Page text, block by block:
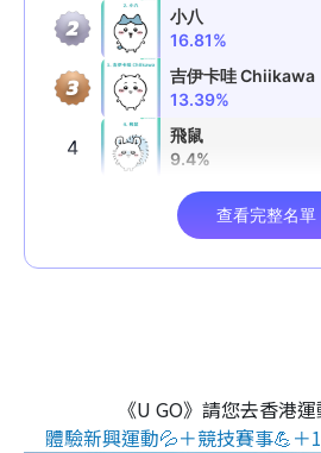
《U GO》請您去香港
體驗新興運動💦＋競技賽事💪＋